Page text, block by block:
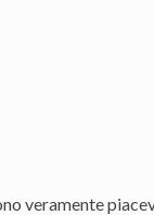
veramente